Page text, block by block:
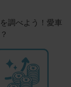
調べよう！愛車